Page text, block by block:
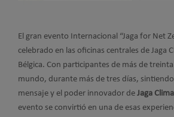
El gran evento Internacional “Jaga for Net
celebrado en las oficinas centrales de Jaga
Bélgica. Con participantes de más de
mundo, durante más de tres días,
mensaje y el poder innovador de Jaga
evento se convirtió en una de esas